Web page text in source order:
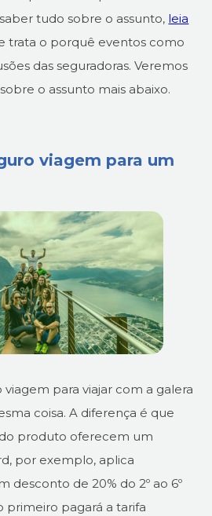
tudo sobre o assunto, leia
trata o porquê eventos como
das seguradoras. Veremos
o assunto mais abaixo.
viagem para um
para viajar com a galera
coisa. A diferença é que
produto oferecem um
por exemplo, aplica
desconto de 20% do 2º ao 6º
primeiro pagará a tarifa